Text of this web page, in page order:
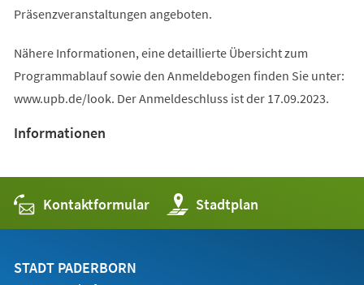
Präsenzveranstaltungen angeboten.
Nähere Informationen, eine detaillierte Übersicht zum
Programmablauf sowie den Anmeldebogen finden Sie unter:
www.upb.de/look. Der Anmeldeschluss ist der 17.09.2023.
Informationen
Kontaktformular Stadtplan
(Öffnet
in
einem
STADT PADERBORN